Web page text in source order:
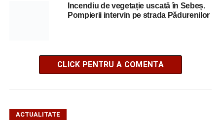
Incendiu de vegetație uscată în Sebeș.
Pompierii intervin pe strada Pădurenilor
CLICK PENTRU A COMENTA
ACTUALITATE